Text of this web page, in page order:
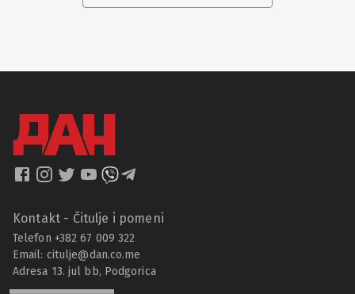
Kontakt - Čitulje i pomeni
Telefon +382 67 009 322
Email: citulje@dan.co.me
Adresa 13. jul bb, Podgorica